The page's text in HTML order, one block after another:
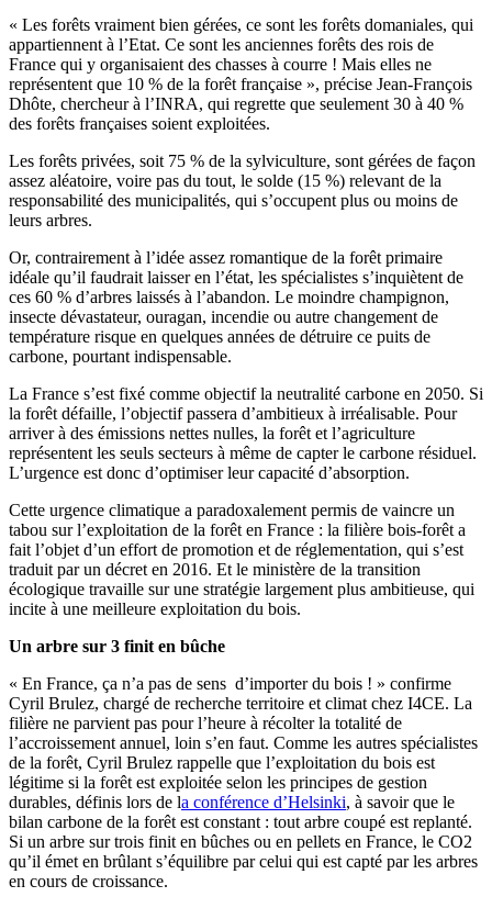
« Les forêts vraiment bien gérées, ce sont les forêts domaniales, qui
appartiennent à l’Etat. Ce sont les anciennes forêts des rois de
France qui y organisaient des chasses à courre ! Mais elles ne
représentent que 10 % de la forêt française », précise Jean-François
Dhôte, chercheur à l’INRA, qui regrette que seulement 30 à 40 %
des forêts françaises soient exploitées.
Les forêts privées, soit 75 % de la sylviculture, sont gérées de façon
assez aléatoire, voire pas du tout, le solde (15 %) relevant de la
responsabilité des municipalités, qui s’occupent plus ou moins de
leurs arbres.
Or, contrairement à l’idée assez romantique de la forêt primaire
idéale qu’il faudrait laisser en l’état, les spécialistes s’inquiètent de
ces 60 % d’arbres laissés à l’abandon. Le moindre champignon,
insecte dévastateur, ouragan, incendie ou autre changement de
température risque en quelques années de détruire ce puits de
carbone, pourtant indispensable.
La France s’est fixé comme objectif la neutralité carbone en 2050. Si
la forêt défaille, l’objectif passera d’ambitieux à irréalisable. Pour
arriver à des émissions nettes nulles, la forêt et l’agriculture
représentent les seuls secteurs à même de capter le carbone résiduel.
L’urgence est donc d’optimiser leur capacité d’absorption.
Cette urgence climatique a paradoxalement permis de vaincre un
tabou sur l’exploitation de la forêt en France : la filière bois-forêt a
fait l’objet d’un effort de promotion et de réglementation, qui s’est
traduit par un décret en 2016. Et le ministère de la transition
écologique travaille sur une stratégie largement plus ambitieuse, qui
incite à une meilleure exploitation du bois.
Un arbre sur 3 finit en bûche
« En France, ça n’a pas de sens d’importer du bois ! » confirme
Cyril Brulez, chargé de recherche territoire et climat chez I4CE. La
filière ne parvient pas pour l’heure à récolter la totalité de
l’accroissement annuel, loin s’en faut. Comme les autres spécialistes
de la forêt, Cyril Brulez rappelle que l’exploitation du bois est
légitime si la forêt est exploitée selon les principes de gestion
durables, définis lors de la conférence d’Helsinki, à savoir que le
bilan carbone de la forêt est constant : tout arbre coupé est replanté.
Si un arbre sur trois finit en bûches ou en pellets en France, le CO2
qu’il émet en brûlant s’équilibre par celui qui est capté par les arbres
en cours de croissance.